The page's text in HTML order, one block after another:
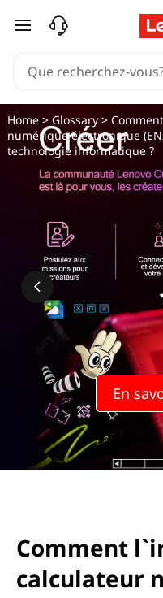
passer au contenu
En
Home> Glossary>
numérique électronique
technologie informatique ?
Comment
calculateur